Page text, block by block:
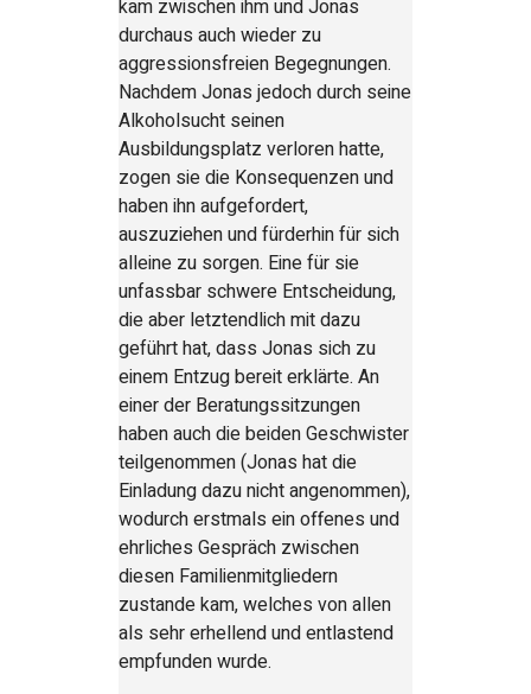
kam zwischen ihm und Jonas
durchaus auch wieder zu
aggressionsfreien Begegnungen.
Nachdem Jonas jedoch durch seine
Alkoholsucht seinen
Ausbildungsplatz verloren hatte,
zogen sie die Konsequenzen und
haben ihn aufgefordert,
auszuziehen und fürderhin für sich
alleine zu sorgen. Eine für sie
unfassbar schwere Entscheidung,
die aber letztendlich mit dazu
geführt hat, dass Jonas sich zu
einem Entzug bereit erklärte. An
einer der Beratungssitzungen
haben auch die beiden Geschwister
teilgenommen (Jonas hat die
Einladung dazu nicht angenommen),
wodurch erstmals ein offenes und
ehrliches Gespräch zwischen
diesen Familienmitgliedern
zustande kam, welches von allen
als sehr erhellend und entlastend
empfunden wurde.